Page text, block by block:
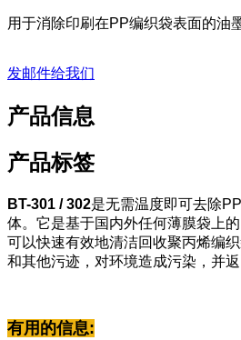
用于消除印刷在PP编织袋表面的油墨
发邮件给我们
产品信息
产品标签
BT-301 / 302是无需温度即可去除
体。它是基于国内外任何薄膜袋上
可以快速有效地清洁回收聚丙烯编
和其他污迹，对环境造成污染，并返
有用的信息: